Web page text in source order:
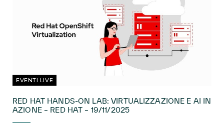
EVENTI LIVE
RED HAT HANDS-ON LAB: VIRTUALIZZAZIONE E AI IN
AZIONE – RED HAT – 19/11/2025